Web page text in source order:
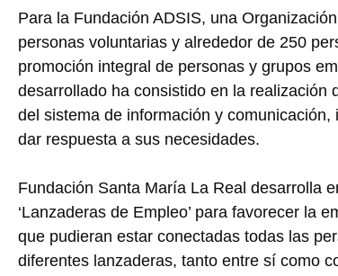
Para la Fundación ADSIS, una
personas voluntarias y alrededor de 250
promoción integral de personas y grupos
desarrollado ha consistido en la realización
del sistema de información y
dar respuesta a sus necesidades.
Fundación Santa María La Real desarrolla
‘Lanzaderas de Empleo’ para favorecer la
que pudieran estar conectadas todas las
diferentes lanzaderas, tanto entre sí como